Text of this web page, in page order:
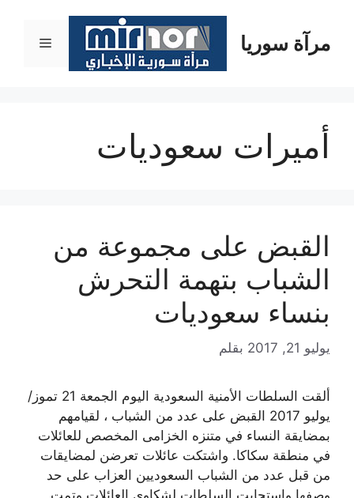
المحتوىمرآة سوريا القائمة
أميرات سعوديات
القبض على مجموعة من
الشباب بتهمة التحرش
بنساء سعوديات
يوليو 21, 2017 بقلم
ألقت السلطات الأمنية السعودية اليوم الجمعة 21 تموز/
يوليو 2017 القبض على عدد من الشباب ، لقيامهم
بمضايقة النساء في متنزه الخزامى المخصص للعائلات
في منطقة سكاكا. واشتكت عائلات تعرضن لمضايقات
من قبل عدد من الشباب السعوديين العزاب على حد
وصفها واستجابت السلطات لشكاوى العائلات وتمت